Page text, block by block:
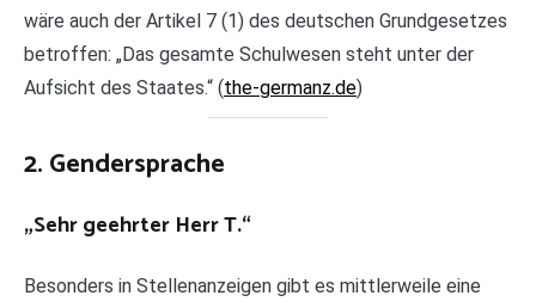
wäre auch der Artikel 7 (1) des deutschen Grundgesetzes
betroffen: „Das gesamte Schulwesen steht unter der
Aufsicht des Staates.“ (the-germanz.de)
2. Gendersprache
„Sehr geehrter Herr T.“
Besonders in Stellenanzeigen gibt es mittlerweile eine